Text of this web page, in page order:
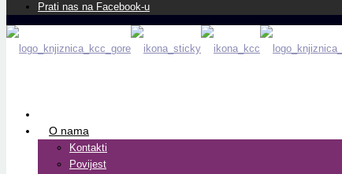
Prati nas na Facebook-u
O nama
Kontakti
Povijest